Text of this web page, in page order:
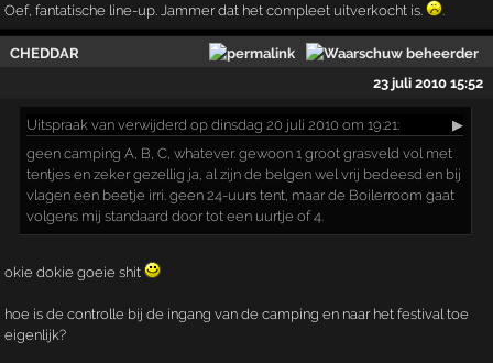
Oef, fantatische line-up. Jammer dat het compleet uitverkocht is. .
CHEDDAR
23 juli 2010 15:52
Uitspraak van verwijderd op dinsdag 20 juli 2010 om 19:21:
▶
geen camping A, B, C, whatever. gewoon 1 groot grasveld vol met
tentjes en zeker gezellig ja, al zijn de belgen wel vrij bedeesd en bij
vlagen een beetje irri. geen 24-uurs tent, maar de Boilerroom gaat
volgens mij standaard door tot een uurtje of 4.
okie dokie goeie shit
hoe is de controlle bij de ingang van de camping en naar het festival toe
eigenlijk?